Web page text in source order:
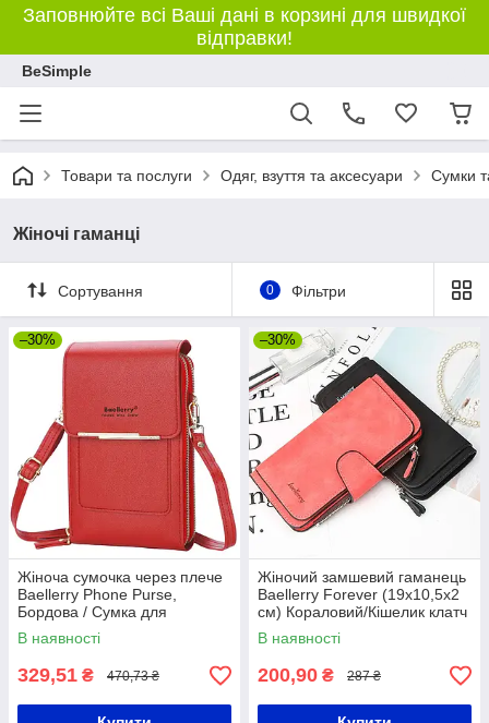
Заповнюйте всі Ваші дані в корзині для швидкої
відправки!
BeSimple
Товари та послуги Одяг, взуття та аксесуари Сумки
Жіночі гаманці
Сортування 0 Фільтри
–30%
Жіноча сумочка через плече
Baellerry Phone Purse,
Бордова / Сумка для
телефону / Гаманець-клатч
В наявності
329,51 ₴ 470,73 ₴
–30%
Жіночий замшевий гаманець
Baellerry Forever (19х10,5х2
см) Кораловий/Кішелик клатч
з екозамші
В наявності
200,90 ₴ 287 ₴